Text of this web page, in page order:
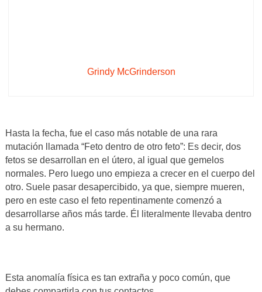
Grindy McGrinderson
Hasta la fecha, fue el caso más notable de una rara
mutación llamada “Feto dentro de otro feto”: Es decir, dos
fetos se desarrollan en el útero, al igual que gemelos
normales. Pero luego uno empieza a crecer en el cuerpo del
otro. Suele pasar desapercibido, ya que, siempre mueren,
pero en este caso el feto repentinamente comenzó a
desarrollarse años más tarde. Él literalmente llevaba dentro
a su hermano.
Esta anomalía física es tan extraña y poco común, que